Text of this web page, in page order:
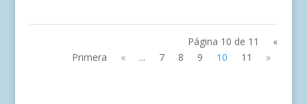
Página 10 de 11
«
Primera
« ... 7 8 9 10 11 »